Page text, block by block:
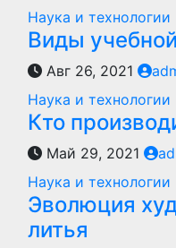
Наука и технологии
Виды
Авг 26, 2021
Наука и технологии
Кто
Май 29, 2021
Наука и технологии
Эволюция
литья